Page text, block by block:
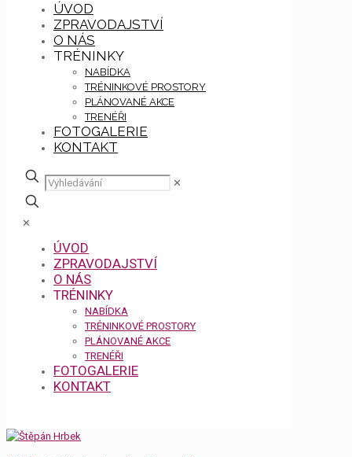
ÚVOD
ZPRAVODAJSTVÍ
O NÁS
TRÉNINKY
NABÍDKA
TRÉNINKOVÉ PROSTORY
PLÁNOVANÉ AKCE
TRENÉŘI
FOTOGALERIE
KONTAKT
✕
✕
ÚVOD
ZPRAVODAJSTVÍ
O NÁS
TRÉNINKY
NABÍDKA
TRÉNINKOVÉ PROSTORY
PLÁNOVANÉ AKCE
TRENÉŘI
FOTOGALERIE
KONTAKT